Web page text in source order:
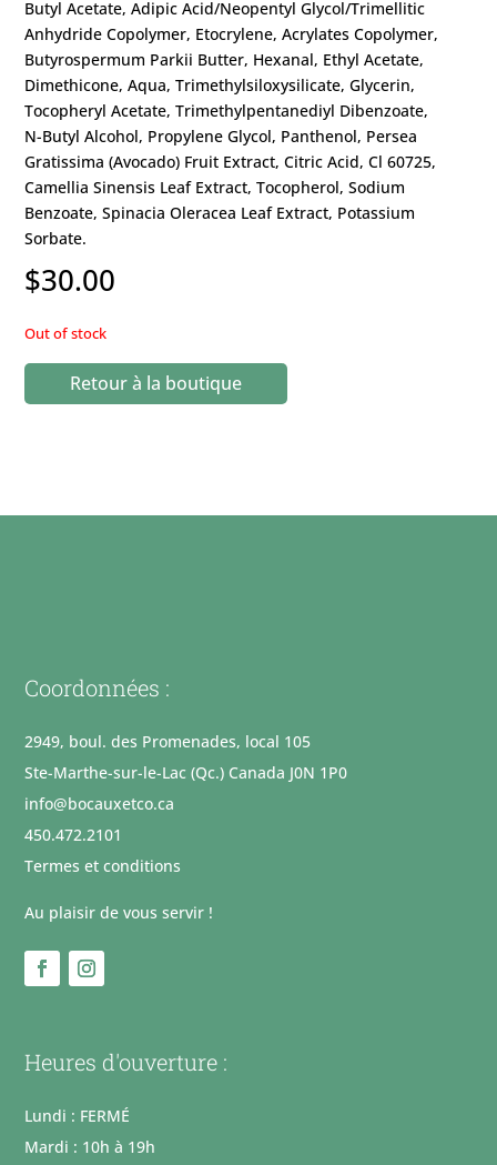
Butyl Acetate, Adipic Acid/Neopentyl Glycol/Trimellitic
Anhydride Copolymer, Etocrylene, Acrylates Copolymer,
Butyrospermum Parkii Butter, Hexanal, Ethyl Acetate,
Dimethicone, Aqua, Trimethylsiloxysilicate, Glycerin,
Tocopheryl Acetate, Trimethylpentanediyl Dibenzoate,
N-Butyl Alcohol, Propylene Glycol, Panthenol, Persea
Gratissima (Avocado) Fruit Extract, Citric Acid, Cl 60725,
Camellia Sinensis Leaf Extract, Tocopherol, Sodium
Benzoate, Spinacia Oleracea Leaf Extract, Potassium
Sorbate.
$30.00
Out of stock
Retour à la boutique
Coordonnées :
2949, boul. des Promenades, local 105
Ste-Marthe-sur-le-Lac (Qc.) Canada J0N 1P0
info@bocauxetco.ca
450.472.2101
Termes et conditions
Au plaisir de vous servir !
Heures d'ouverture :
Lundi : FERMÉ
Mardi : 10h à 19h